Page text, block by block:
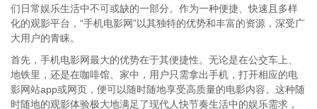
们日常娱乐生活中不可或缺的一部分。作为一种便捷、快速且多样
化的观影平台，“手机电影网”以其独特的优势和丰富的资源，深受广
大用户的青睐。
首先，手机电影网最大的优势在于其便捷性。无论是在公交车上、
地铁里，还是在咖啡馆、家中，用户只需拿出手机，打开相应的电
影网站app或网页，便可以随时随地享受高质量的电影内容。这种随
时随地的观影体验极大地满足了现代人快节奏生活中的娱乐需求，